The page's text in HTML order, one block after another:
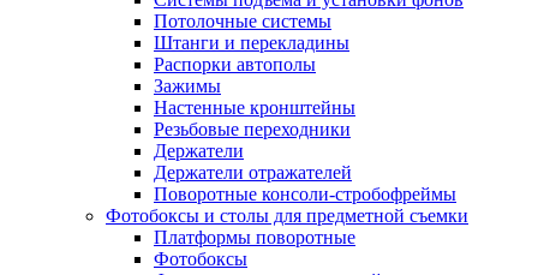
Потолочные системы
Штанги и перекладины
Распорки автополы
Зажимы
Настенные кронштейны
Резьбовые переходники
Держатели
Держатели отражателей
Поворотные консоли-стробофреймы
Фотобоксы и столы для предметной съемки
Платформы поворотные
Фотобоксы